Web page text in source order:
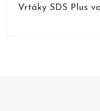
Vrtáky SDS Plus